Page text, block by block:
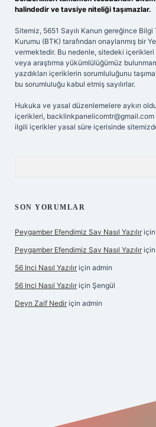
halindedir ve tavsiye niteliği taşımazlar.
Sitemiz, 5651 Sayılı Kanun gereğince
Kurumu (BTK) tarafından onaylanmış bir
vermektedir. Bu nedenle, sitedeki
veya araştırma yükümlülüğümüz
yazdıkları içeriklerin sorumluluğunu
bu sorumluluğu kabul etmiş sayılırlar.
Hukuka ve yasal düzenlemelere aykırı
içerikleri, backlinkpanelicomtr@gmail.com
ilgili içerikler yasal süre içerisinde
SON YORUMLAR
Peygamber Efendimiz Sav Nasıl Yazılır için
Peygamber Efendimiz Sav Nasıl Yazılır için
56 Inci Nasıl Yazılır için admin
56 Inci Nasıl Yazılır için Şengül
Deyn Zaif Nedir için admin